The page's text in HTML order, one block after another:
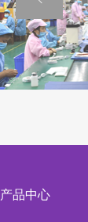
产品中心